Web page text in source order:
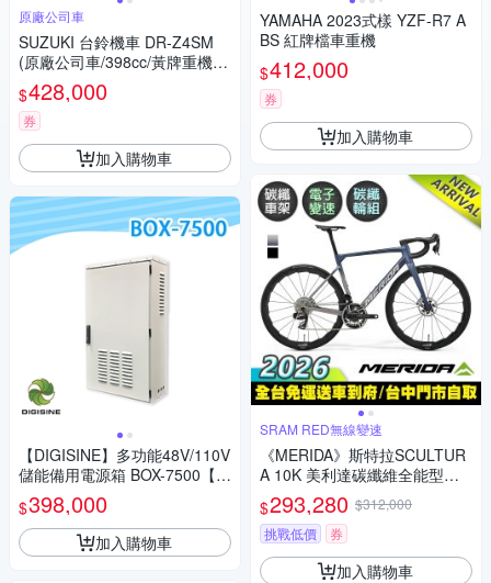
原廠公司車
SUZUKI 台鈴機車 DR-Z4SM
(原廠公司車/398cc/黃牌重機/2
025年全新機車)
$428,000
券
加入購物車
【DIGISINE】多功能48V/110V
儲能備用電源箱 BOX-7500【停
電必備】【長照相關儀器使
用】【大功率家電適用】【最
大輸出功率5kW/電池容量7.5K
Wh】
$398,000
加入購物車
YAMAHA 2023式樣 YZF-R7 A
BS 紅牌檔車重機
$412,000
券
加入購物車
SRAM RED無線變速
《MERIDA》斯特拉SCULTUR
A 10K 美利達碳纖維全能型碟
煞跑車 無附踏板/SRAM RED無
線變速/ZIPP碳纖輪組/美利達2
026
$293,280 $312,000
挑戰低價
券
加入購物車